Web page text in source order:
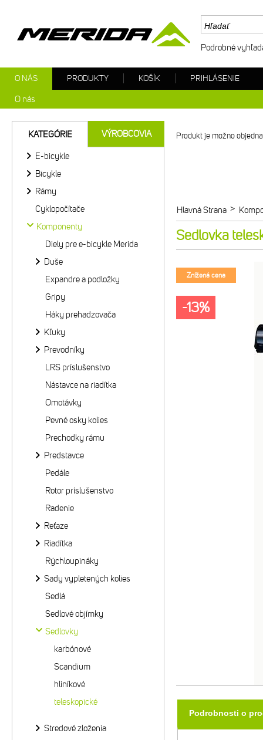
Produkt je možno
Hlavná Strana >
Sedlovka
Znížená cena
-13%
Podrobnosti o
KATEGÓRIE VÝROBCOVIA
E-bicykle
Bicykle
Rámy
Cyklopočítače
Komponenty
Diely pre e-bicykle Merida
Duše
Expandre a podložky
Gripy
Háky prehadzovača
Kľuky
Prevodníky
LRS príslušenstvo
Nástavce na riadítka
Omotávky
Pevné osky kolies
Prechodky rámu
Predstavce
Pedále
Rotor príslušenstvo
Radenie
Reťaze
Riadítka
Rýchloupináky
Sady vypletených kolies
Sedlá
Sedlové objímky
Sedlovky
karbónové
Scandium
hliníkové
teleskopické
Stredové zloženia
Podrobné
O NÁS
O nás
PRODUKTY KOŠÍK PRIHLÁSENIE